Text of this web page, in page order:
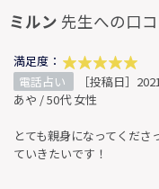
ミルン 先生への口
満足度：
電話占い
［投稿日］
あや / 50代 女性
とても親身になってくだ
ていきたいです！